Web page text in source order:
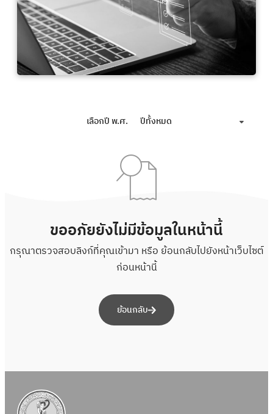
เลือกปี พ.ศ. ปีทั้งหมด
ขออภัยยังไม่มีข้อมูลในหน้านี้
กรุณาตรวจสอบลิงก์ที่คุณเข้ามา หรือ ย้อนกลับไปยังหน้าเว็บไซต์
ก่อนหน้านี้
ย้อนกลับ